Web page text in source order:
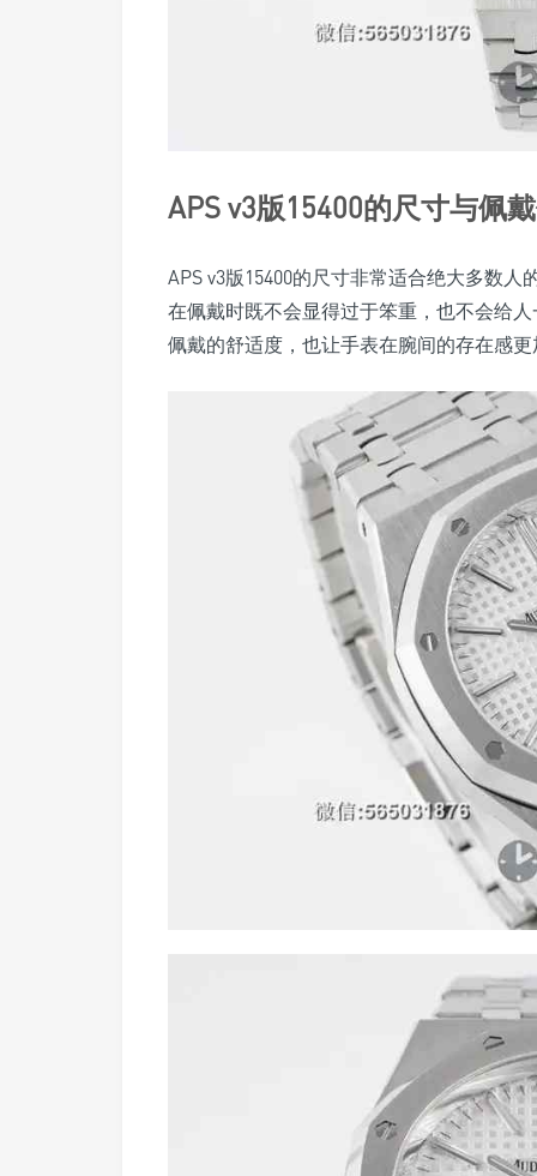
APS v3版15400的尺寸与佩
APS v3版15400的尺寸非常适合绝大多数
在佩戴时既不会显得过于笨重，也不会给
佩戴的舒适度，也让手表在腕间的存在感